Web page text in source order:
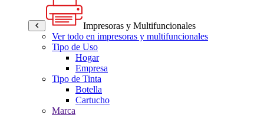
Impresoras y Multifuncionales
Ver todo en impresoras y multifuncionales
Tipo de Uso
Hogar
Empresa
Tipo de Tinta
Botella
Cartucho
Marca